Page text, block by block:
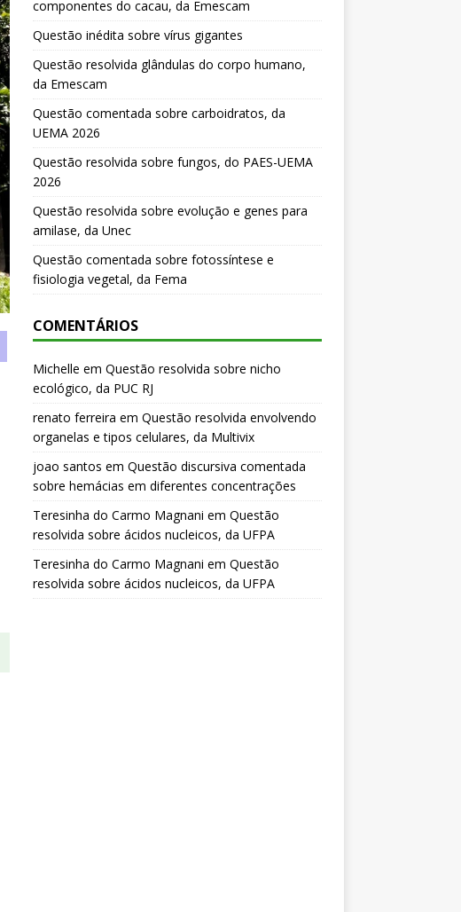
componentes do cacau, da Emescam
Questão inédita sobre vírus gigantes
Questão resolvida glândulas do corpo humano,
da Emescam
Questão comentada sobre carboidratos, da
UEMA 2026
Questão resolvida sobre fungos, do PAES-UEMA
2026
Questão resolvida sobre evolução e genes para
amilase, da Unec
Questão comentada sobre fotossíntese e
fisiologia vegetal, da Fema
COMENTÁRIOS
Michelle em Questão resolvida sobre nicho
ecológico, da PUC RJ
renato ferreira em Questão resolvida envolvendo
organelas e tipos celulares, da Multivix
joao santos em Questão discursiva comentada
sobre hemácias em diferentes concentrações
Teresinha do Carmo Magnani em Questão
resolvida sobre ácidos nucleicos, da UFPA
Teresinha do Carmo Magnani em Questão
resolvida sobre ácidos nucleicos, da UFPA